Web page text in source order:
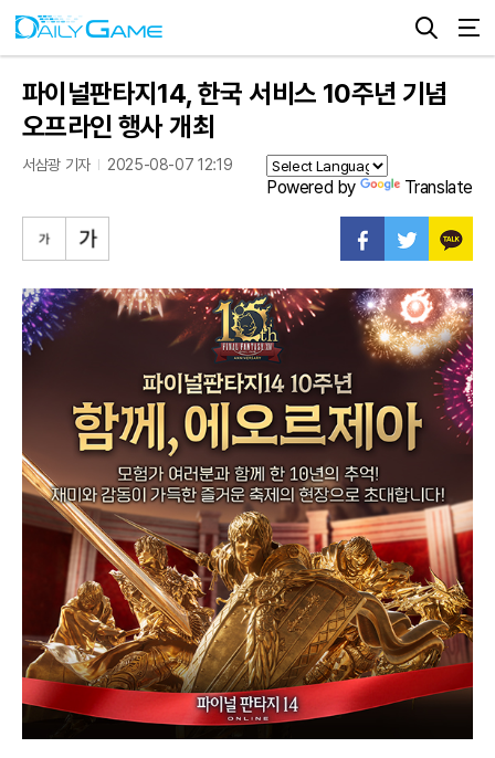
파이널판타지14, 한국 서비스 10주년 기념
오프라인 행사 개최
서삼광 기자 2025-08-07 12:19
Powered by Translate